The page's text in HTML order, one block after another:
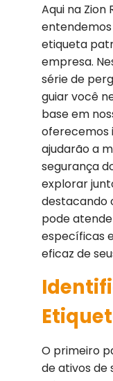
Aqui na Zion
etiqueta
empresa.
série de
guiar você
base em
oferecemos
ajudarão a
segurança
explorar
destacando
pode
específicas
eficaz de
O primeiro
de ativos de